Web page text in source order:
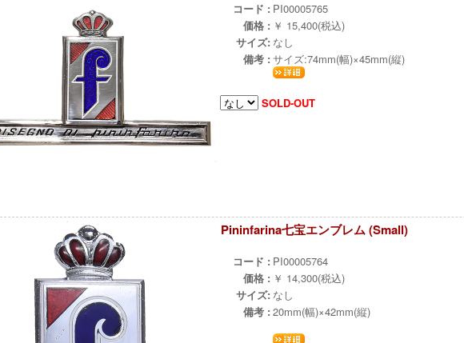
コード : PI00005765
価格 : ￥ 15,400(税込)
サイズ: なし
備考 : サイズ:74mm(幅)×45mm(縦)
SOLD-OUT
Pininfarina七宝エンブレム (Small)
コード : PI00005764
価格 : ￥ 14,300(税込)
サイズ: なし
備考 : 20mm(幅)×42mm(縦)